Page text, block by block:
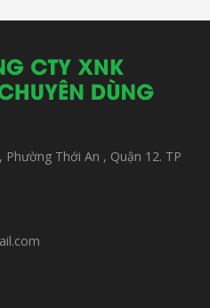
Thới An , Quận 12. TP